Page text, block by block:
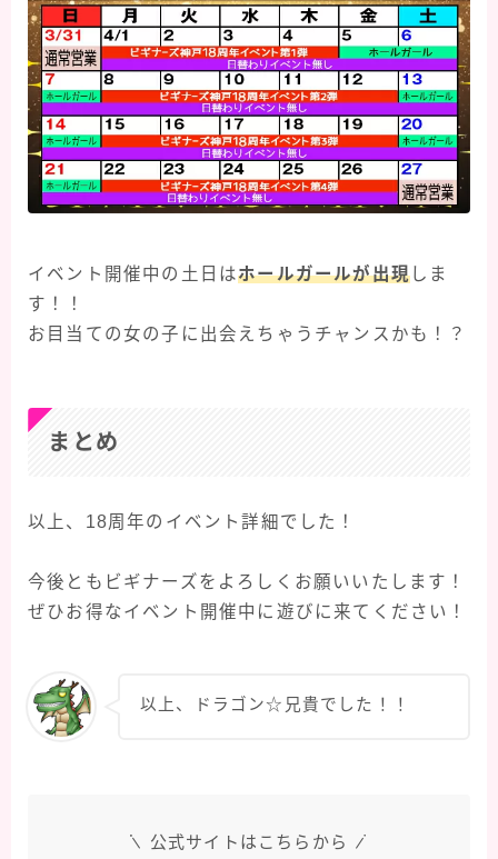
イベント開催中の土日はホールガールが出現しま
す！！
お目当ての女の子に出会えちゃうチャンスかも！？
まとめ
以上、18周年のイベント詳細でした！
今後ともビギナーズをよろしくお願いいたします！
ぜひお得なイベント開催中に遊びに来てください！
以上、ドラゴン☆兄貴でした！！
公式サイトはこちらから